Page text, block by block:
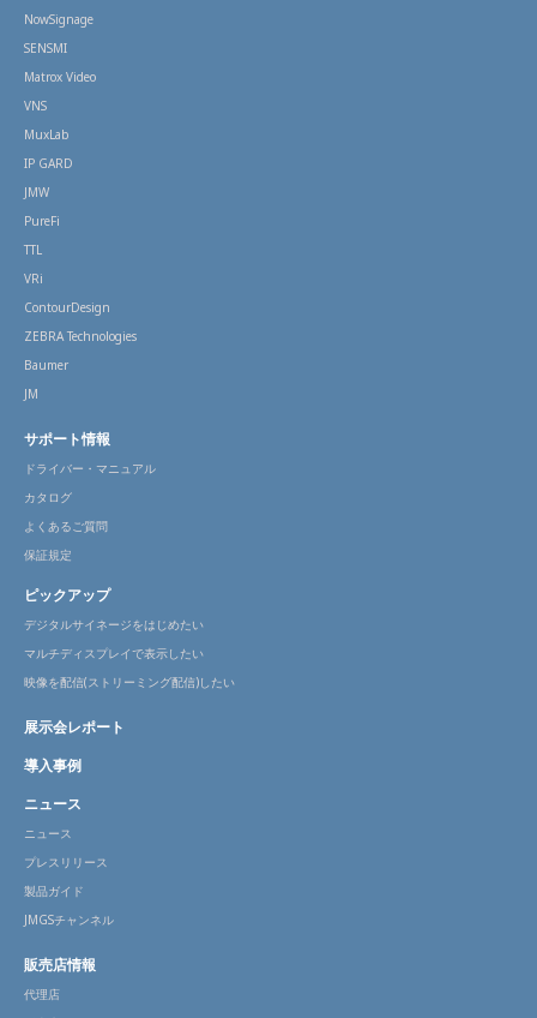
NowSignage
SENSMI
Matrox Video
VNS
MuxLab
IP GARD
JMW
PureFi
TTL
VRi
ContourDesign
ZEBRA Technologies
Baumer
JM
サポート情報
ドライバー・マニュアル
カタログ
よくあるご質問
保証規定
ピックアップ
デジタルサイネージをはじめたい
マルチディスプレイで表示したい
映像を配信(ストリーミング配信)したい
展示会レポート
導入事例
ニュース
ニュース
プレスリリース
製品ガイド
JMGSチャンネル
販売店情報
代理店